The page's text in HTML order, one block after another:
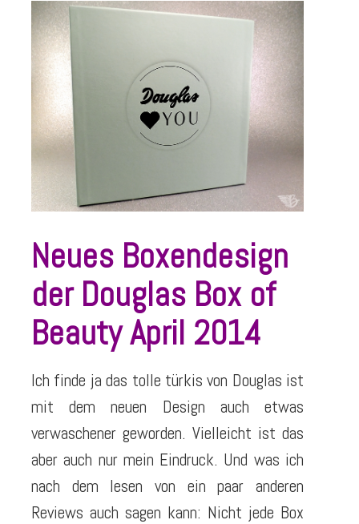
Neues Boxendesign
der Douglas Box of
Beauty April 2014
Ich finde ja das tolle türkis von Douglas ist
mit dem neuen Design auch etwas
verwaschener geworden. Vielleicht ist das
aber auch nur mein Eindruck. Und was ich
nach dem lesen von ein paar anderen
Reviews auch sagen kann: Nicht jede Box